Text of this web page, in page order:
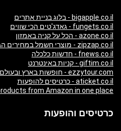
bigapple.co.il - בלוג בניית אתרים
fungets.co.il - גאדג'טים הכי שווים
azone.co.il - הכל על קניה באמזון
zipzap.co.il - מוצרי חשמל במחירים הגיוניים
fnews.co.il - חדשות כלכלה
giftim.co.il - קניות באינטרנט
ezzytour.com - חופשות בארץ ובעולם
aticket.co.il - כרטיסים להופעות
from Amazon in one place
כרטיסים והופעות